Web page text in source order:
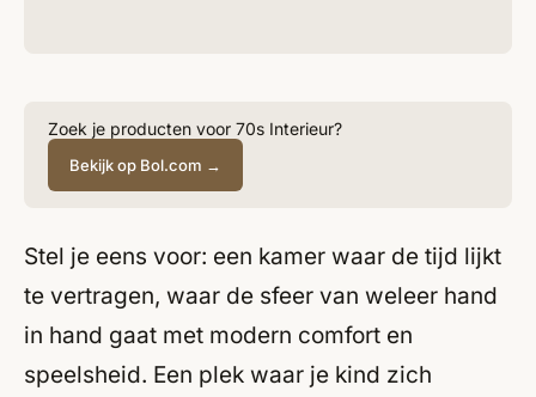
Zoek je producten voor 70s Interieur?
Bekijk op Bol.com →
Stel je eens voor: een kamer waar de tijd lijkt
te vertragen, waar de sfeer van weleer hand
in hand gaat met modern comfort en
speelsheid. Een plek waar je kind zich